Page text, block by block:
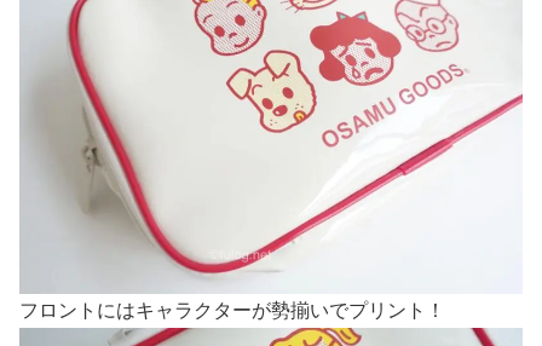
フロントにはキャラクターが勢揃いでプリント！